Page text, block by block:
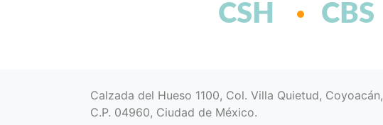
CSH CBS
Calzada del Hueso 1100, Col. Villa Quietud, Coyoacán,
C.P. 04960, Ciudad de México.